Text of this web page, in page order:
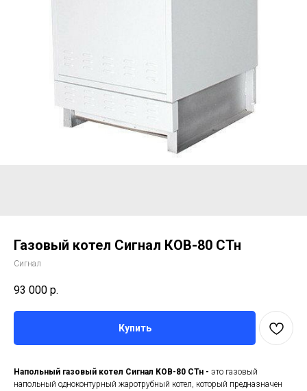
Газовый котел Сигнал КОВ-80 СТн
Сигнал
93 000 р.
Купить
Напольный газовый котел Сигнал КОВ-80 СТн - это газовый
напольный одноконтурный жаротрубный котел, который предназначен